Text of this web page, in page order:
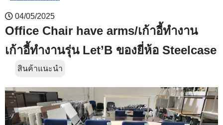
04/05/2025
Office Chair have arms/เก้าอี้ทำงาน
เก้าอี้ทำงานรุ่น Let’B ของยี่ห้อ Steelcase
สินค้าแนะนำ